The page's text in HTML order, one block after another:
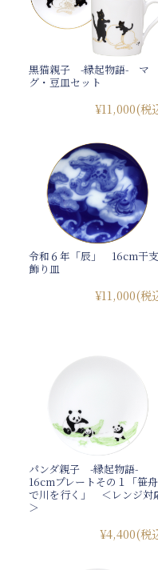
黒猫親子 -縁起物語- マ
グ・豆皿セット
¥11,000(税
令和６年「辰」 16cm干支
飾り皿
¥11,000(税
パンダ親子 -縁起物語-
16cmプレートその１「笹舟
で川を行く」 ＜レンジ対
＞
¥4,400(税